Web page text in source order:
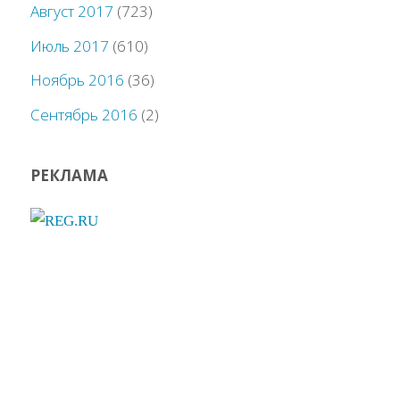
Август 2017 (723)
Июль 2017 (610)
Ноябрь 2016 (36)
Сентябрь 2016 (2)
РЕКЛАМА